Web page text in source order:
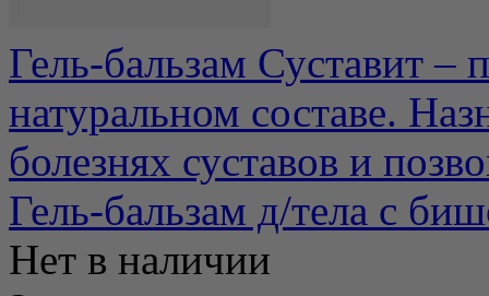
Гель-бальзам Суставит –
натуральном составе.
болезнях суставов и
Гель-бальзам д/тела с
Нет в наличии